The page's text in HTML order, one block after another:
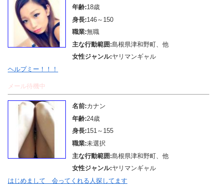
年齢:18歳
身長:146～150
職業:無職
主な行動範囲:島根県津和野町、他
女性ジャンル:ヤリマンギャル
ヘルプミー！！！
メール待機中
名前:カナン
年齢:24歳
身長:151～155
職業:未選択
主な行動範囲:島根県津和野町、他
女性ジャンル:ヤリマンギャル
はじめまして 会ってくれる人探してます